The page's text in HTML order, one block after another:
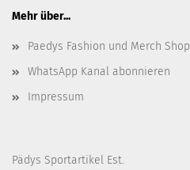
Mehr über...
Paedys Fashion und Merch Shop
WhatsApp Kanal abonnieren
Impressum
Pädys Sportartikel Est.